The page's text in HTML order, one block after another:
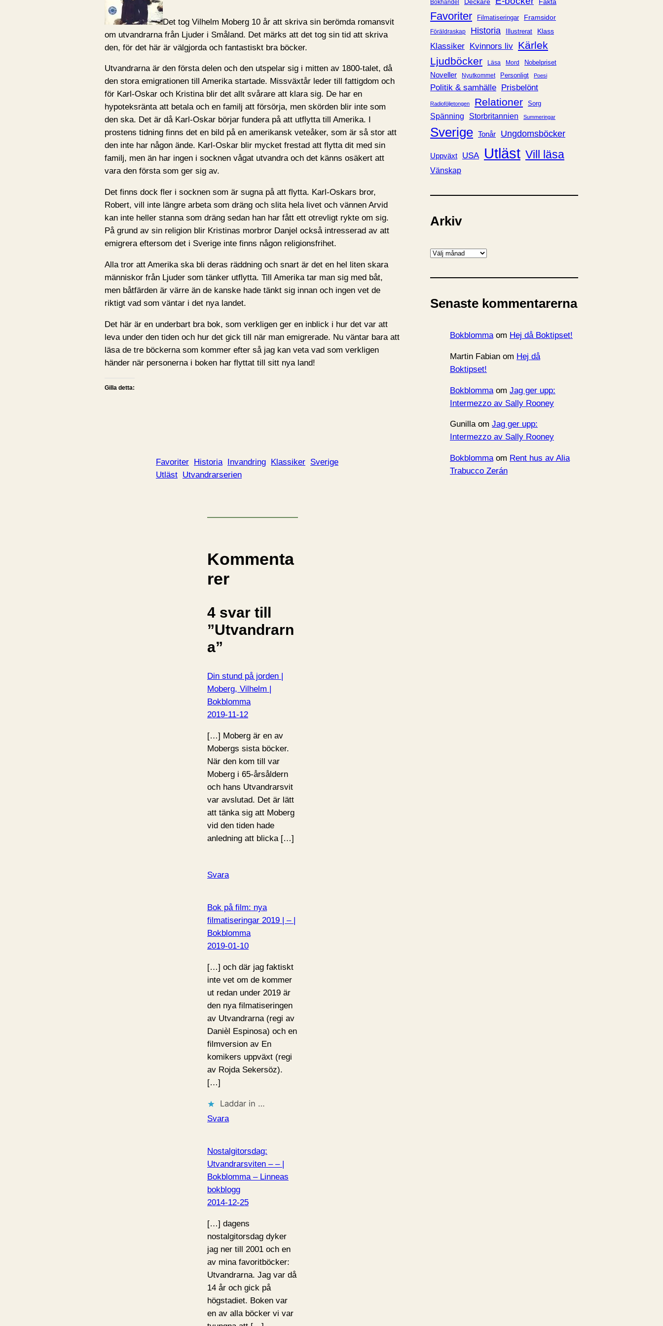
Det tog Vilhelm Moberg 10 år att skriva sin berömda romansvit
om utvandrarna från Ljuder i Småland. Det märks att det tog sin tid att skriva
den, för det här är välgjorda och fantastiskt bra böcker.
Utvandrarna är den första delen och den utspelar sig i mitten av 1800-talet, då
den stora emigrationen till Amerika startade. Missväxtår leder till fattigdom och
för Karl-Oskar och Kristina blir det allt svårare att klara sig. De har en
hypoteksränta att betala och en familj att försörja, men skörden blir inte som
den ska. Det är då Karl-Oskar börjar fundera på att utflytta till Amerika. I
prostens tidning finns det en bild på en amerikansk veteåker, som är så stor att
den inte har någon ände. Karl-Oskar blir mycket frestad att flytta dit med sin
familj, men än har ingen i socknen vågat utvandra och det känns osäkert att
vara den första som ger sig av.
Det finns dock fler i socknen som är sugna på att flytta. Karl-Oskars bror,
Robert, vill inte längre arbeta som dräng och slita hela livet och vännen Arvid
kan inte heller stanna som dräng sedan han har fått ett otrevligt rykte om sig.
På grund av sin religion blir Kristinas morbror Danjel också intresserad av att
emigrera eftersom det i Sverige inte finns någon religionsfrihet.
Alla tror att Amerika ska bli deras räddning och snart är det en hel liten skara
människor från Ljuder som tänker utflytta. Till Amerika tar man sig med båt,
men båtfärden är värre än de kanske hade tänkt sig innan och ingen vet de
riktigt vad som väntar i det nya landet.
Det här är en underbart bra bok, som verkligen ger en inblick i hur det var att
leva under den tiden och hur det gick till när man emigrerade. Nu väntar bara att
läsa de tre böckerna som kommer efter så jag kan veta vad som verkligen
händer när personerna i boken har flyttat till sitt nya land!
Gilla detta:
Favoriter Historia Invandring Klassiker Sverige
Utläst Utvandrarserien
Kommenta
rer
4 svar till
”Utvandrarn
a”
Din stund på jorden |
Moberg, Vilhelm |
Bokblomma
2019-11-12
[…] Moberg är en av
Mobergs sista böcker.
När den kom till var
Moberg i 65-årsåldern
och hans Utvandrarsvit
var avslutad. Det är lätt
att tänka sig att Moberg
vid den tiden hade
anledning att blicka […]
Svara
Bok på film: nya
filmatiseringar 2019 | – |
Bokblomma
2019-01-10
[…] och där jag faktiskt
inte vet om de kommer
ut redan under 2019 är
den nya filmatiseringen
av Utvandrarna (regi av
Danièl Espinosa) och en
filmversion av En
komikers uppväxt (regi
av Rojda Sekersöz).
[…]
Laddar in …
Svara
Nostalgitorsdag:
Utvandrarsviten – – |
Bokblomma – Linneas
bokblogg
2014-12-25
[…] dagens
nostalgitorsdag dyker
jag ner till 2001 och en
av mina favoritböcker:
Utvandrarna. Jag var då
14 år och gick på
högstadiet. Boken var
en av alla böcker vi var
e
r
Bokhandel
Favoriter Filmatiseringar Framsidor
Föräldraskap Historia Illustrerat Klass
Klassiker Kvinnors liv Kärlek
Ljudböcker
Läsa Mord Nobelpriset
Noveller Nyutkommet Personligt Poesi
Politik & samhälle Prisbelönt
Radioföljetongen Relationer Sorg
Spänning Storbritannien Summeringar
Sverige Tonår Ungdomsböcker
Uppväxt USA Utläst Vill läsa
Vänskap
Arkiv
A
k
v
Senaste kommentarerna
Bokblommaom Hej då Boktipset!
Martin Fabian om Hej då
Boktipset!
Bokblomma om Jag ger upp:
Intermezzo av Sally Rooney
Gunillaom Jag ger upp:
Intermezzo av Sally Rooney
Bokblommaom Rent hus av Alia
Trabucco Zerán